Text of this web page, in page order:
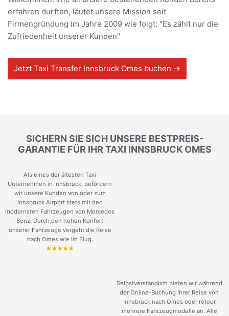
erfahren durften, lautet unsere Mission seit
Firmengründung im Jahre 2009 wie folgt: "Es zählt nur die
Zufriedenheit unserer Kunden"
Jetzt Taxi Transfer Innsbruck Omes buchen →
SICHERN SIE SICH UNSERE BESTPREIS-
GARANTIE FÜR IHR TAXI INNSBRUCK OMES
Als eines der ältesten Taxi
Unternehmen in Innsbruck, befördern
wir unsere Kunden von oder zum
Innsbruck Airport stets mit den
modernsten Fahrzeugen von Mercedes
Benz. Durch den hohen Konfort
unserer Fahrzeuge vergeht die Reise
nach Omes wie im Flug.
Selbstverständlich bieten wir während
der Online-Buchung Ihrer Reise von
Innsbruck nach Omes oder retour
mehrere Fahrzeugmodelle an. Alle